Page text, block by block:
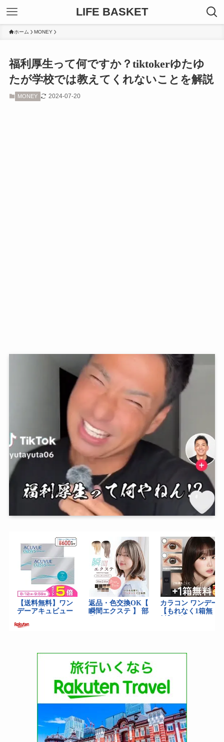
LIFE BASKET
ホーム MONEY
福利厚生って何ですか？tiktokerゆたゆ
たが学校では教えてくれないことを解説
MONEY 2024-07-20